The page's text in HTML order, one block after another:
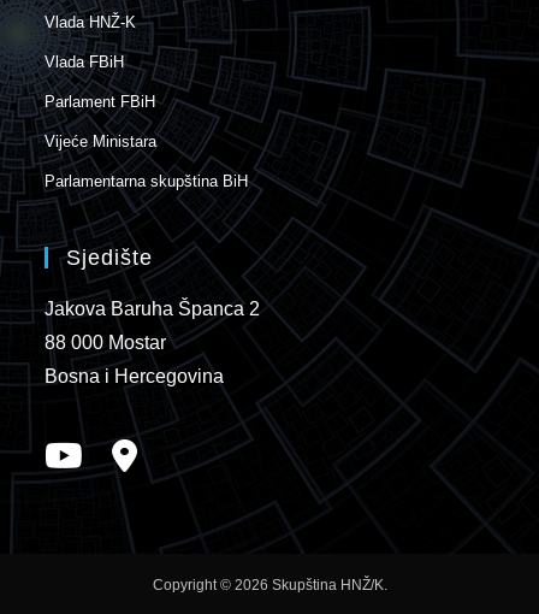
Vlada HNŽ-K
Vlada FBiH
Parlament FBiH
Vijeće Ministara
Parlamentarna skupština BiH
Sjedište
Jakova Baruha Španca 2
88 000 Mostar
Bosna i Hercegovina
Copyright © 2026 Skupština HNŽ/K.